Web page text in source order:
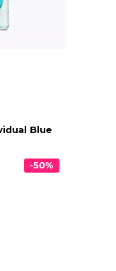
Blue
-50%